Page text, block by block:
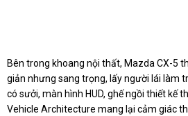
Bên trong khoang nội thất, Mazda CX-5
giản nhưng sang trọng, lấy người lái làm
có sưởi, màn hình HUD, ghế ngồi thiết kế
Vehicle Architecture mang lại cảm giác